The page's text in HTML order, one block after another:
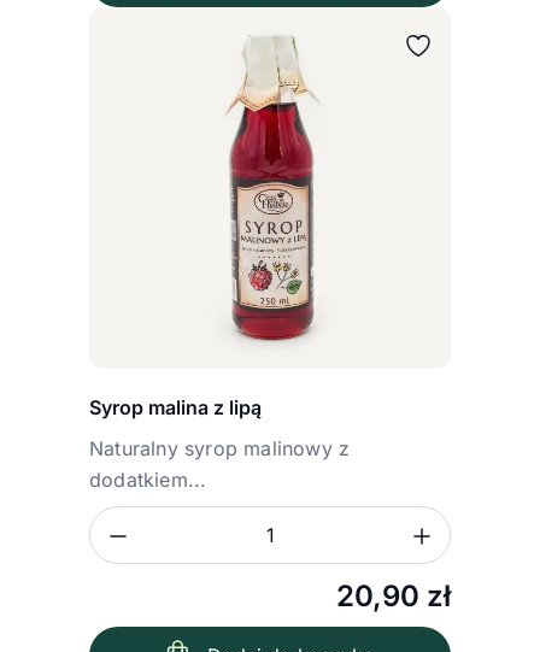
Syrop malina z lipą
Naturalny syrop malinowy z
dodatkiem...
20,90 zł
Zmniejsz ilość